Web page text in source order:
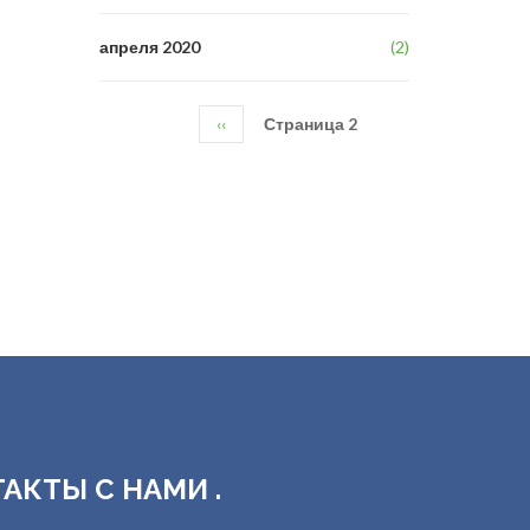
апреля 2020 (2)
НумерацияПредыдущая
страница
‹‹ Страница 2
С НАМИ .